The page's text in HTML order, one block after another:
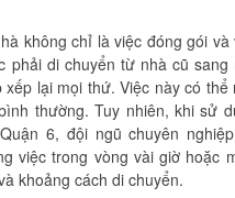
không chỉ là việc đóng gói
phải di chuyển từ nhà cũ
xếp lại mọi thứ. Việc này có thể
thường. Tuy nhiên, khi sử
6, đội ngũ chuyên
việc trong vòng vài giờ hoặc
khoảng cách di chuyển.